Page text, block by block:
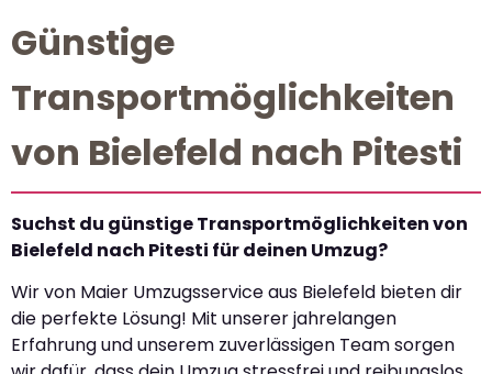
Günstige
Transportmöglichkeiten
von Bielefeld nach Pitesti
Suchst du günstige Transportmöglichkeiten von
Bielefeld nach Pitesti für deinen Umzug?
Wir von Maier Umzugsservice aus Bielefeld bieten dir
die perfekte Lösung! Mit unserer jahrelangen
Erfahrung und unserem zuverlässigen Team sorgen